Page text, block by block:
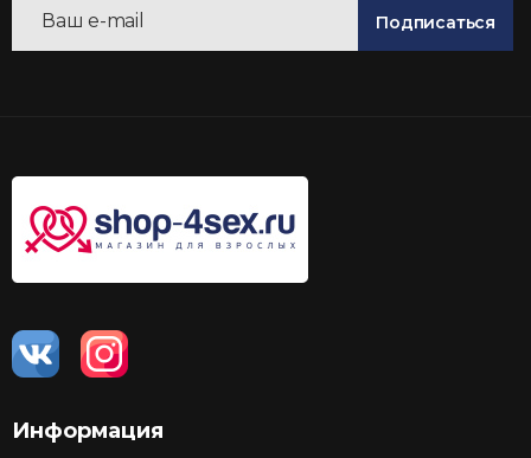
Подписаться
Информация